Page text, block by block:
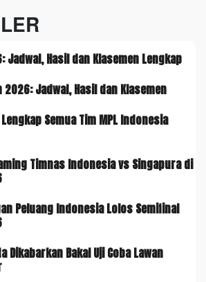
Jadwal, Hasil dan Klasemen Lengkap
2026: Jadwal, Hasil dan Klasemen
Semua Tim MPL Indonesia
Timnas Indonesia vs Singapura di
Peluang Indonesia Lolos Semifinal
Dikabarkan Bakal Uji Coba Lawan